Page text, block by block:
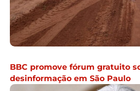
BBC promove fórum gratuito
desinformação em São Paulo